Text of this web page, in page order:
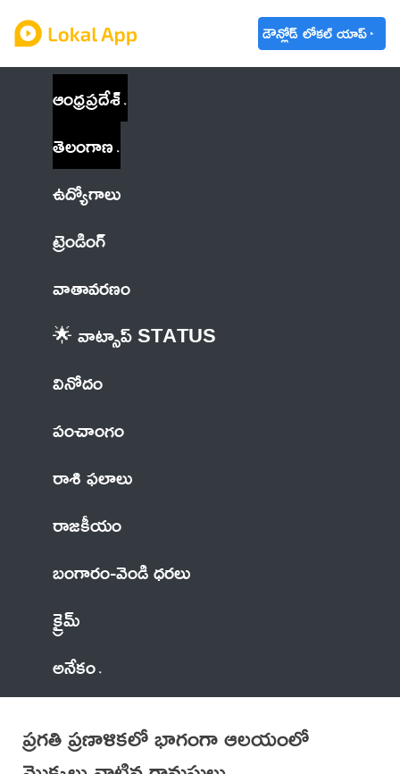
డౌన్లోడ్ లోకల్ యాప్
ఆంధ్రప్రదేశ్
తెలంగాణ
ఉద్యోగాలు
ట్రెండింగ్
వాతావరణం
🌟 వాట్సాప్ STATUS
వినోదం
పంచాంగం
రాశి ఫలాలు
రాజకీయం
బంగారం-వెండి ధరలు
క్రైమ్
అనేకం
ప్రగతి ప్రణాళికలో భాగంగా ఆలయంలో